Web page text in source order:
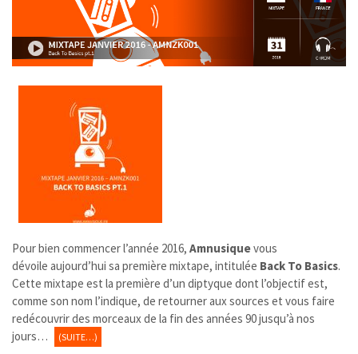
Pour bien commencer l’année 2016, Amnusiquevous
dévoile aujourd’hui sa première mixtape, intitulée Back To Basics.
Cette mixtape est la première d’un diptyque dont l’objectif est,
comme son nom l’indique, de retourner aux sources et vous faire
redécouvrir des morceaux de la fin des années 90 jusqu’à nos
jours…
(SUITE…)